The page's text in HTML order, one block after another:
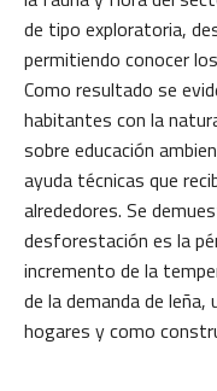
de tipo exploratoria,
permitiendo conocer
Como resultado se
habitantes con la
sobre educación
ayuda técnicas que
alrededores. Se
desforestación es la
incremento de la
de la demanda de
hogares y como